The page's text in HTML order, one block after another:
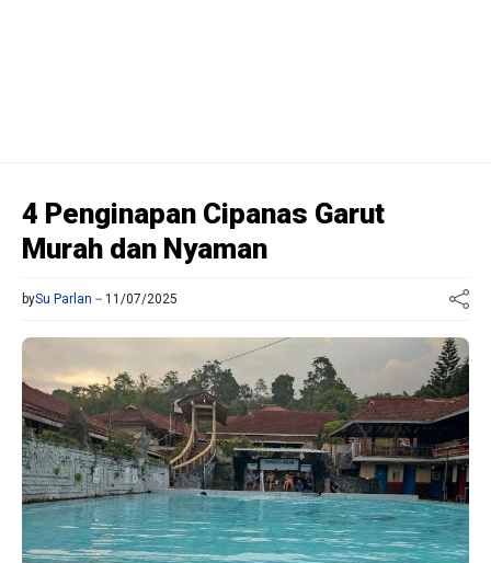
4 Penginapan Cipanas Garut
Murah dan Nyaman
bySu Parlan 11/07/2025